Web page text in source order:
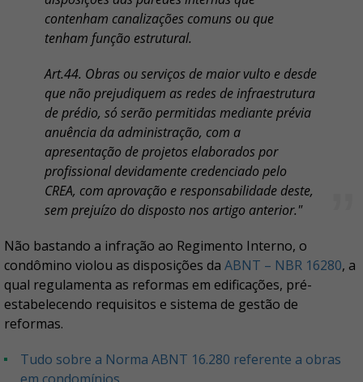
contenham canalizações comuns ou que
tenham função estrutural.
Art.44. Obras ou serviços de maior vulto e desde
que não prejudiquem as redes de infraestrutura
de prédio, só serão permitidas mediante prévia
anuência da administração, com a
apresentação de projetos elaborados por
profissional devidamente credenciado pelo
CREA, com aprovação e responsabilidade deste,
sem prejuízo do disposto nos artigo anterior."
Não bastando a infração ao Regimento Interno, o
condômino violou as disposições da ABNT – NBR 16280, a
qual regulamenta as reformas em edificações, pré-
estabelecendo requisitos e sistema de gestão de
reformas.
Tudo sobre a Norma ABNT 16.280 referente a obras